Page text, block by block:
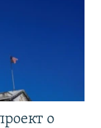
о